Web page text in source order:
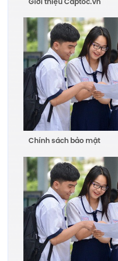
Giới thiệu Captoc.vn
Chính sách bảo mật